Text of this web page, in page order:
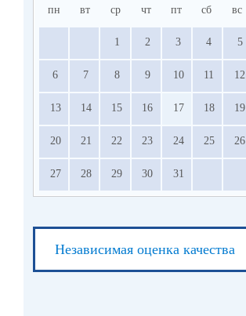
пн вт ср чт пт сб вс
1 2 3 4 5
6 7 8 9 10 11 12
13 14 15 16 17 18 19
20 21 22 23 24 25 26
27 28 29 30 31
Независимая оценка качества